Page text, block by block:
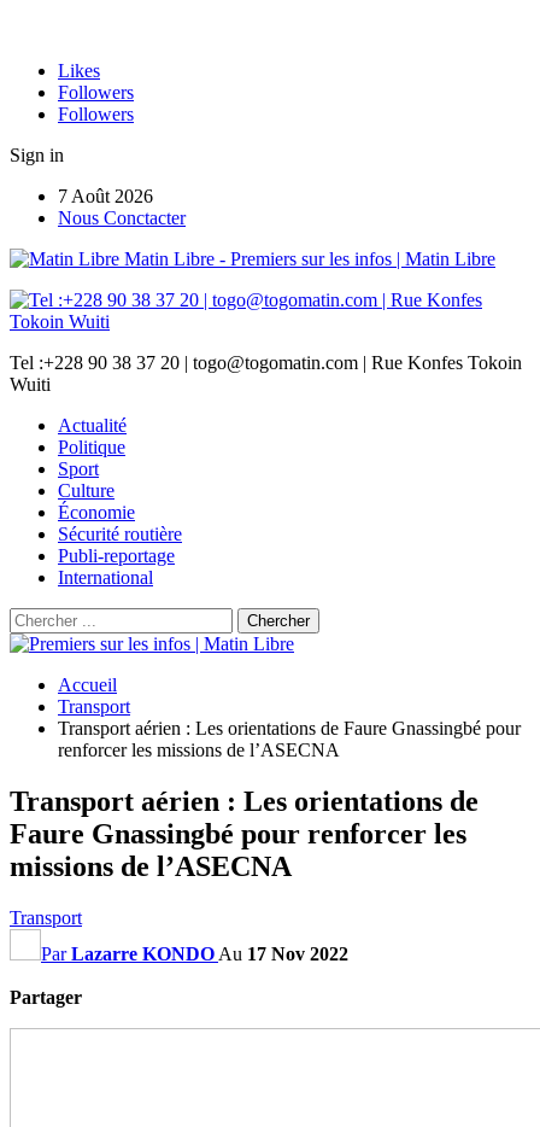
Likes
Followers
Followers
Sign in
7 Août 2026
Nous Conctacter
Matin Libre - Premiers sur les infos | Matin Libre
Tel :+228 90 38 37 20 | togo@togomatin.com | Rue Konfes Tokoin
Wuiti
Actualité
Politique
Sport
Culture
Économie
Sécurité routière
Publi-reportage
International
Accueil
Transport
Transport aérien : Les orientations de Faure Gnassingbé pour
renforcer les missions de l’ASECNA
Transport aérien : Les orientations de
Faure Gnassingbé pour renforcer les
missions de l’ASECNA
Transport
ParLazarre KONDO Au 17 Nov 2022
Partager